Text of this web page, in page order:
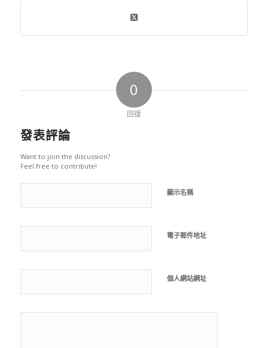
0
回復
發表評論
Want to join the discussion?
Feel free to contribute!
顯示名稱
電子郵件地址
個人網站網址